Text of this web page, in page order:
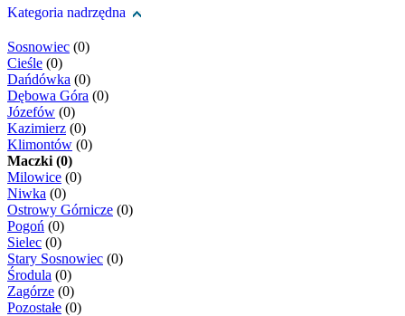
Kategoria nadrzędna
Sosnowiec (0)
Cieśle (0)
Dańdówka (0)
Dębowa Góra (0)
Józefów (0)
Kazimierz (0)
Klimontów (0)
Maczki (0)
Milowice (0)
Niwka (0)
Ostrowy Górnicze (0)
Pogoń (0)
Sielec (0)
Stary Sosnowiec (0)
Środula (0)
Zagórze (0)
Pozostałe (0)